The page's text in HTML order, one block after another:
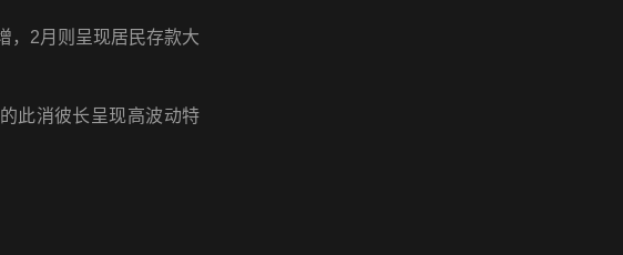
，2月则呈现居民存款大
此消彼长呈现高波动特